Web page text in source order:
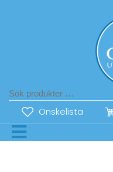
Önskelista